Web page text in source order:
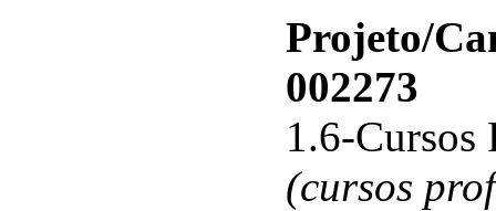
Projeto/
002273
1.6-Cursos
(cursos